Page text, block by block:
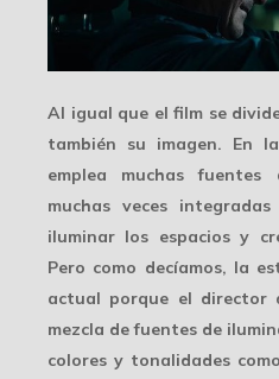
Al igual que el film se
también su imagen. En
emplea muchas fuentes
muchas veces
iluminar los espacios y
Pero como decíamos, la
actual porque el
mezcla de fuentes de
colores y tonalidades